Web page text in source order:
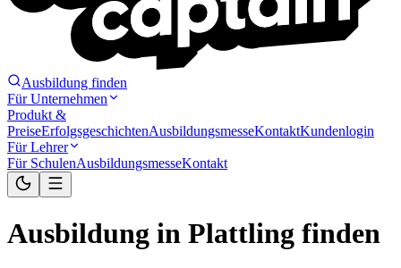
Ausbildung finden
Für Unternehmen
Produkt &
PreiseErfolgsgeschichtenAusbildungsmesseKontaktKundenlogin
Für Lehrer
Für SchulenAusbildungsmesseKontakt
Ausbildung in Plattling finden